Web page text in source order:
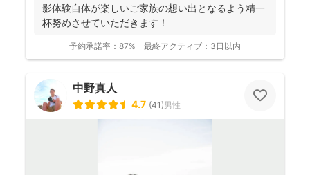
影体験自体が楽しいご家族の想い出となるよう精一
杯努めさせていただきます！
予約承諾率： 87% 最終アクティブ： 3日以内
中野真人
4.7 (41)男性